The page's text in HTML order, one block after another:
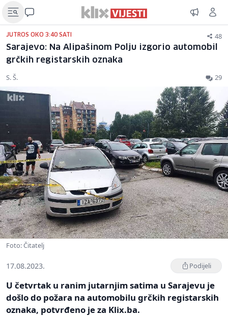
JUTROS OKO 3:40 SATI 48
Sarajevo: Na Alipašinom Polju izgorio automobil
grčkih registarskih oznaka
S. Š. 29
Foto: Čitatelj
17.08.2023. Podijeli
U četvrtak u ranim jutarnjim satima u Sarajevu je
došlo do požara na automobilu grčkih registarskih
oznaka, potvrđeno je za Klix.ba.